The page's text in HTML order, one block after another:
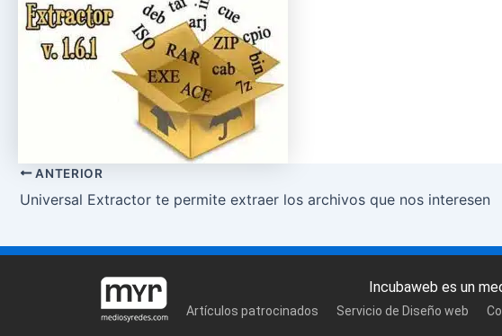
ANTERIOR
Universal Extractor te permite extraer los archivos que nos interesen
Incubaweb es un
Artículos patrocinados Servicio de Diseño web